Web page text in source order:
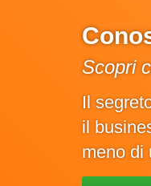
Scopri
Il
il
meno di